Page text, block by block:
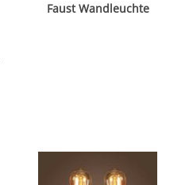
Faust Wandleuchte